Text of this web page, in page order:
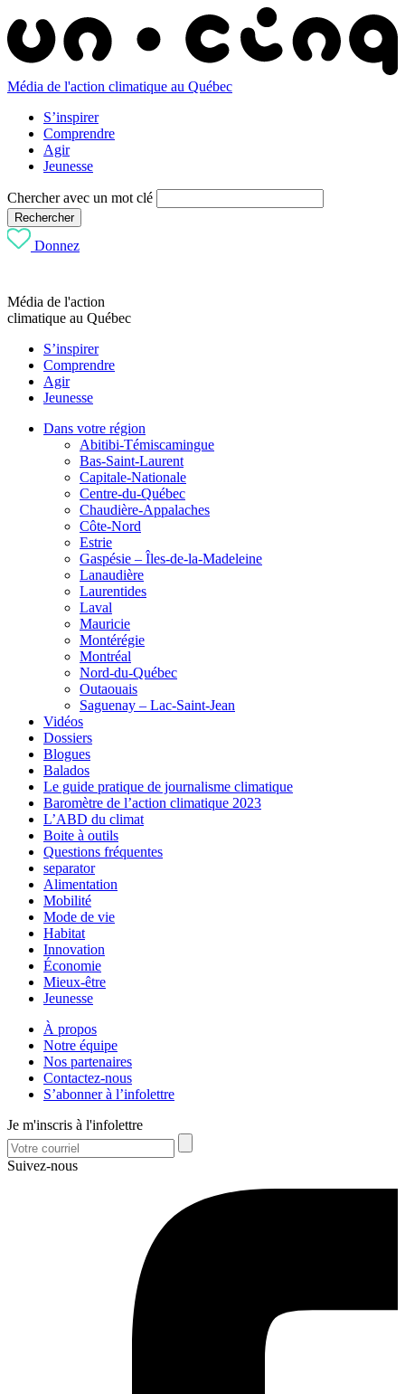
Média de l'action climatique au Québec
S’inspirer
Comprendre
Agir
Jeunesse
Chercher avec un mot clé
Rechercher
Donnez
Média de l'action
climatique au Québec
S’inspirer
Comprendre
Agir
Jeunesse
Dans votre région
Abitibi-Témiscamingue
Bas-Saint-Laurent
Capitale-Nationale
Centre-du-Québec
Chaudière-Appalaches
Côte-Nord
Estrie
Gaspésie – Îles-de-la-Madeleine
Lanaudière
Laurentides
Laval
Mauricie
Montérégie
Montréal
Nord-du-Québec
Outaouais
Saguenay – Lac-Saint-Jean
Vidéos
Dossiers
Blogues
Balados
Le guide pratique de journalisme climatique
Baromètre de l’action climatique 2023
L’ABD du climat
Boite à outils
Questions fréquentes
separator
Alimentation
Mobilité
Mode de vie
Habitat
Innovation
Économie
Mieux-être
Jeunesse
À propos
Notre équipe
Nos partenaires
Contactez-nous
S’abonner à l’infolettre
Je m'inscris à l'infolettre
Suivez-nous